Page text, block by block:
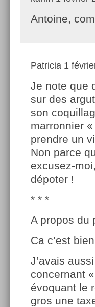
Antoine,
Patricia 1
Je note que
sur des
son
marronnier
prendre un
Non parce
excusez-
dépoter !
* * *
A propos du
Ca c’est
J’avais
concernant
évoquant le
gros une